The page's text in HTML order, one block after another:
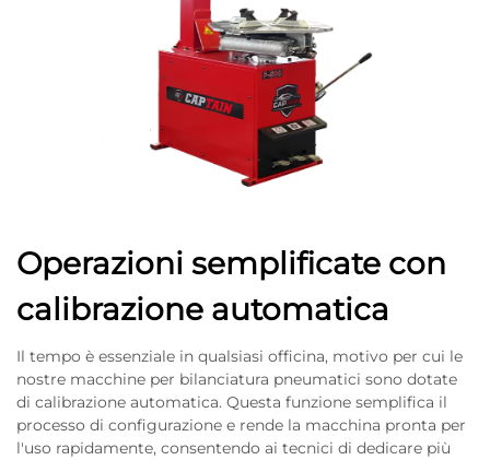
Operazioni semplificate con
calibrazione automatica
Il tempo è essenziale in qualsiasi officina, motivo per cui le
nostre macchine per bilanciatura pneumatici sono dotate
di calibrazione automatica. Questa funzione semplifica il
processo di configurazione e rende la macchina pronta per
l'uso rapidamente, consentendo ai tecnici di dedicare più